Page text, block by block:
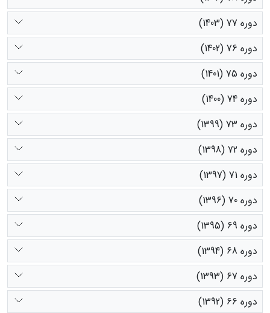
دوره 77 (1403)
دوره 76 (1402)
دوره 75 (1401)
دوره 74 (1400)
دوره 73 (1399)
دوره 72 (1398)
دوره 71 (1397)
دوره 70 (1396)
دوره 69 (1395)
دوره 68 (1394)
دوره 67 (1393)
دوره 66 (1392)